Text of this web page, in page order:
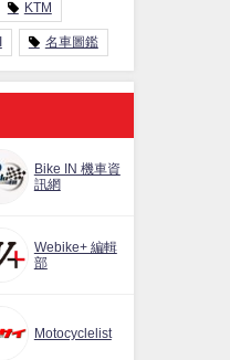
KTM
名車圖鑑
Bike IN 機車資
訊網
Webike+ 編輯
部
Motocyclelist